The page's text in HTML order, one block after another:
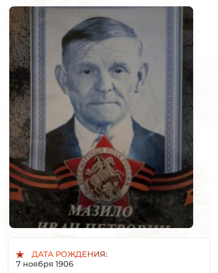
ДАТА РОЖДЕНИЯ:
7 ноября 1906